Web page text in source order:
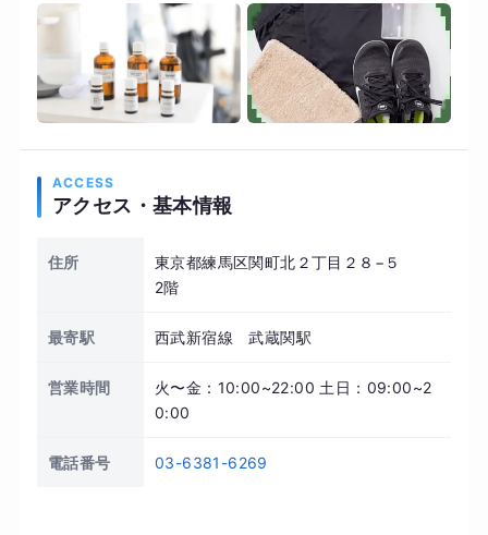
ACCESS
アクセス・基本情報
住所
東京都練馬区関町北２丁目２８−５
2階
最寄駅 西武新宿線 武蔵関駅
営業時間
火〜金：10:00~22:00 土日：09:00~2
0:00
電話番号 03-6381-6269